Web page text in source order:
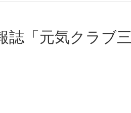
誌「元気クラブ三